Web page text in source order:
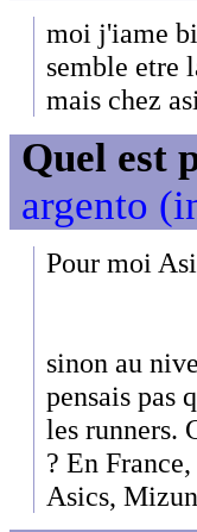
moi j'iame
semble etre
mais chez
Quel est
argento
Pour moi
sinon au
pensais pas
les runners.
? En
Asics,